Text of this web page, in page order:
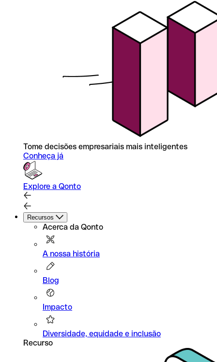
Tome decisões empresariais mais inteligentes
Conheça já
Explore a Qonto
Recursos
Acerca da Qonto
A nossa história
Blog
Impacto
Diversidade, equidade e inclusão
Recurso